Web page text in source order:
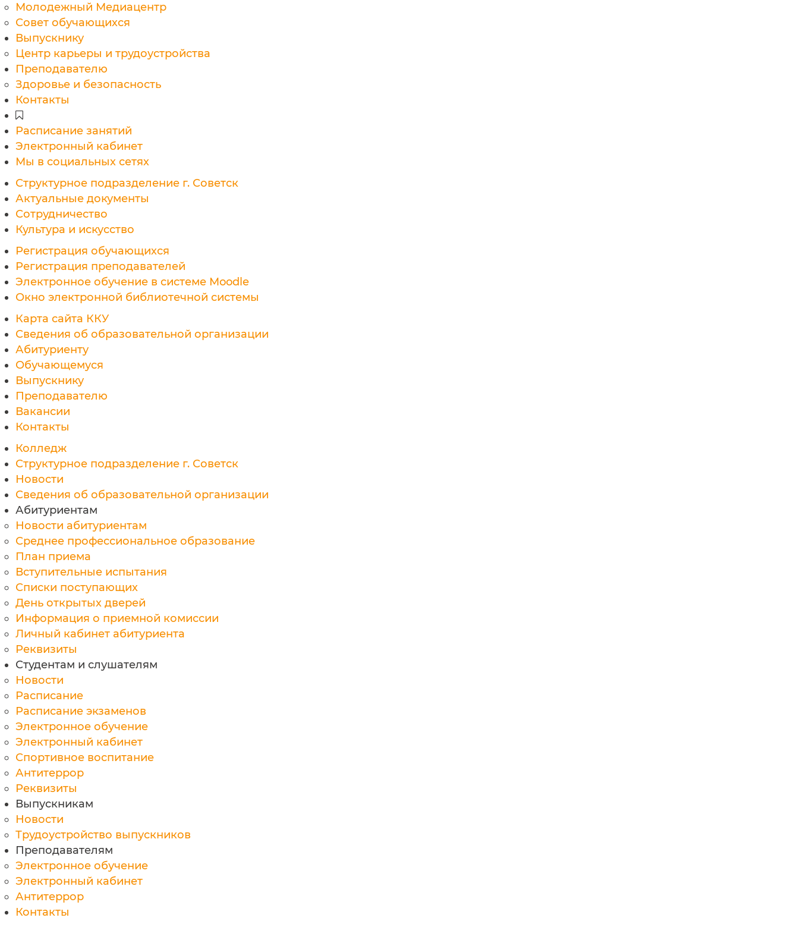
Молодежный Медиацентр
Совет обучающихся
Выпускнику
Центр карьеры и трудоустройства
Преподавателю
Здоровье и безопасность
Контакты

Расписание занятий
Электронный кабинет
Мы в социальных сетях
Структурное подразделение г. Советск
Актуальные документы
Сотрудничество
Культура и искусство
Регистрация обучающихся
Регистрация преподавателей
Электронное обучение в системе Moodle
Окно электронной библиотечной системы
Карта сайта ККУ
Сведения об образовательной организации
Абитуриенту
Обучающемуся
Выпускнику
Преподавателю
Вакансии
Контакты
Колледж
Структурное подразделение г. Советск
Новости
Сведения об образовательной организации
Абитуриентам
Новости абитуриентам
Среднее профессиональное образование
План приема
Вступительные испытания
Списки поступающих
День открытых дверей
Информация о приемной комиссии
Личный кабинет абитуриента
Реквизиты
Студентам и слушателям
Новости
Расписание
Расписание экзаменов
Электронное обучение
Электронный кабинет
Спортивное воспитание
Антитеррор
Реквизиты
Выпускникам
Новости
Трудоустройство выпускников
Преподавателям
Электронное обучение
Электронный кабинет
Антитеррор
Контакты